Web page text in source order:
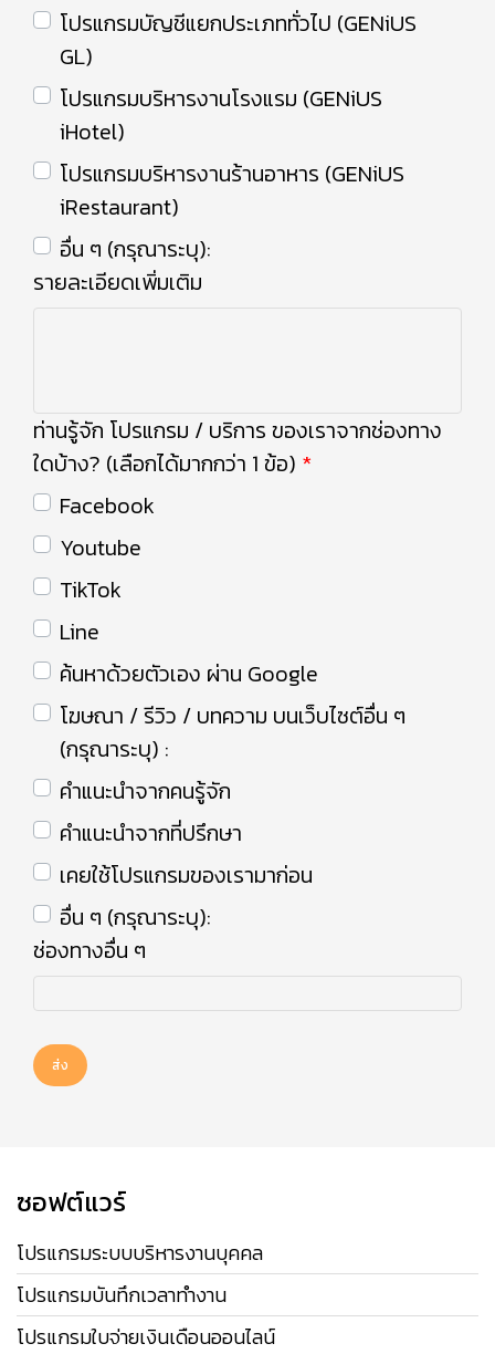
โปรแกรมบัญชีแยกประเภททั่วไป (GENiUS
GL)
โปรแกรมบริหารงานโรงแรม (GENiUS
iHotel)
โปรแกรมบริหารงานร้านอาหาร (GENiUS
iRestaurant)
อื่น ๆ (กรุณาระบุ):
รายละเอียดเพิ่มเติม
ท่านรู้จัก โปรแกรม / บริการ ของเราจากช่องทาง
ใดบ้าง? (เลือกได้มากกว่า 1 ข้อ)
Facebook
Youtube
TikTok
Line
ค้นหาด้วยตัวเอง ผ่าน Google
โฆษณา / รีวิว / บทความ บนเว็บไซต์อื่น ๆ
(กรุณาระบุ) :
คำแนะนำจากคนรู้จัก
คำแนะนำจากที่ปรึกษา
เคยใช้โปรแกรมของเรามาก่อน
อื่น ๆ (กรุณาระบุ):
ช่องทางอื่น ๆ
ส่ง
ซอฟต์แวร์
โปรแกรมระบบบริหารงานบุคคล
โปรแกรมบันทึกเวลาทำงาน
โปรแกรมใบจ่ายเงินเดือนออนไลน์